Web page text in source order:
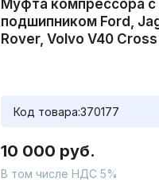
Муфта компрессора с
подшипником Ford,
Rover, Volvo V40
Код товара:370177
10 000 руб.
В том числе НДС 5%